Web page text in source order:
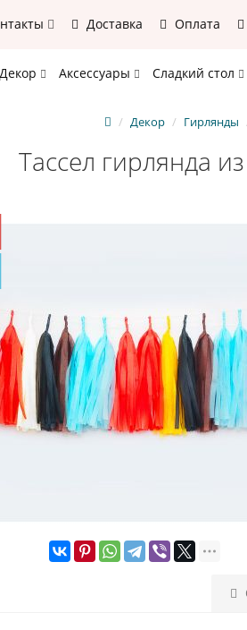
Доставка Оплата
Декор Аксессуары Сладкий стол
Декор Гирлянды
Тассел гирлянда